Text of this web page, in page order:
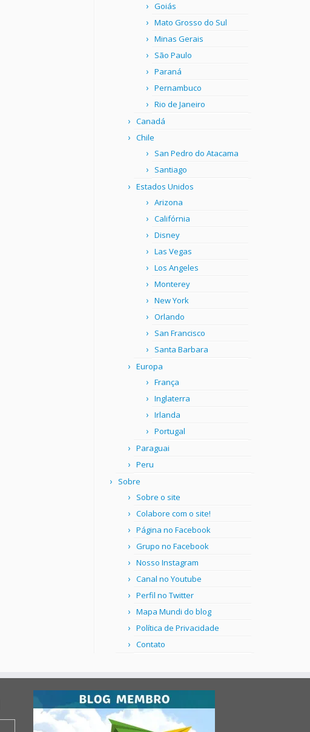
Goiás
Mato Grosso do Sul
Minas Gerais
São Paulo
Paraná
Pernambuco
Rio de Janeiro
Canadá
Chile
San Pedro do Atacama
Santiago
Estados Unidos
Arizona
Califórnia
Disney
Las Vegas
Los Angeles
Monterey
New York
Orlando
San Francisco
Santa Barbara
Europa
França
Inglaterra
Irlanda
Portugal
Paraguai
Peru
Sobre
Sobre o site
Colabore com o site!
Página no Facebook
Grupo no Facebook
Nosso Instagram
Canal no Youtube
Perfil no Twitter
Mapa Mundi do blog
Política de Privacidade
Contato